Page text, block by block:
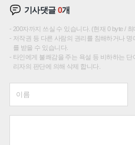
기사댓글0개
200자까지 쓰실 수 있습니다. (현재 0 byte / 최
저작권 등 다른 사람의 권리를 침해하거나
를 받을 수 있습니다.
타인에게 불쾌감을 주는 욕설 등 비하하는
리자의 판단에 의해 삭제 합니다.